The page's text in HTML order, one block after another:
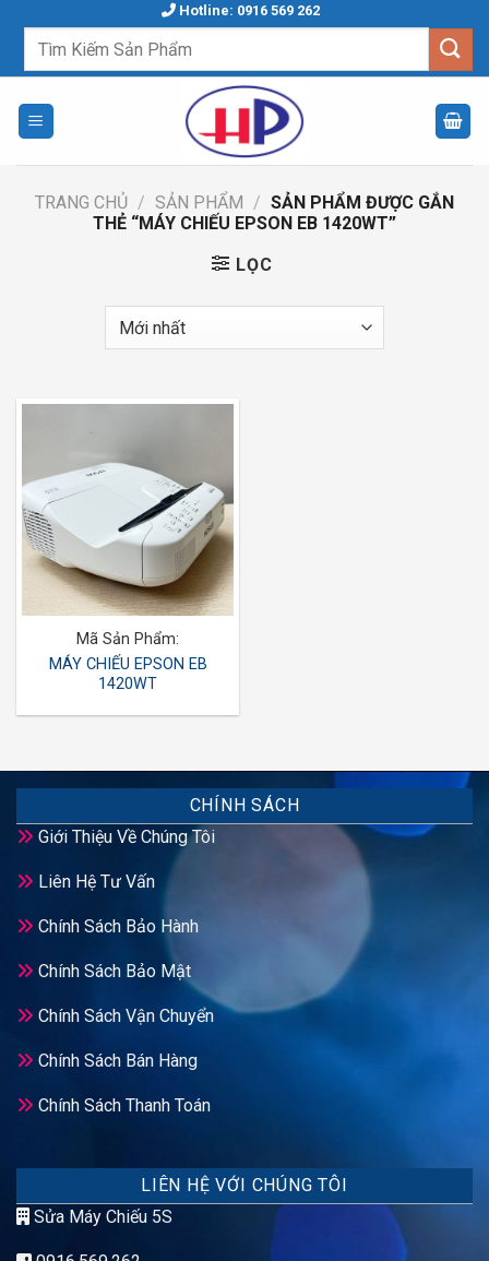
content
Hotline: 0916 569 262
Tìm
TRANG CHỦ / SẢN PHẨM / SẢN PHẨM ĐƯỢC GẮN
THẺ “MÁY CHIẾU EPSON EB 1420WT”
LỌC
Mã Sản Phẩm:
MÁY CHIẾU EPSON EB
1420WT
CHÍNH SÁCH
Giới Thiệu Về Chúng Tôi
Liên Hệ Tư Vấn
Chính Sách Bảo Hành
Chính Sách Bảo Mật
Chính Sách Vận Chuyển
Chính Sách Bán Hàng
Chính Sách Thanh Toán
LIÊN HỆ VỚI CHÚNG TÔI
Sửa Máy Chiếu 5S